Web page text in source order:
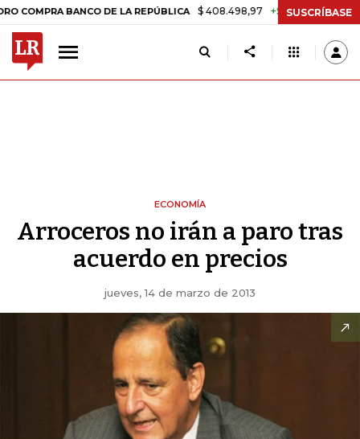
BANCO DE LA REPÚBLICA $ 408.498,97 +$ 8.753,81 +2,19%
SUSCRÍBASE
ECONOMÍA
Arroceros no irán a paro tras
acuerdo en precios
jueves, 14 de marzo de 2013